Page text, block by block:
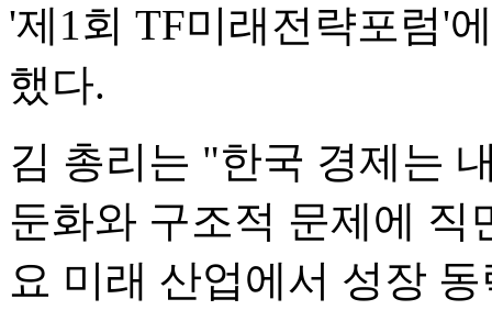
'제1회 TF미래전략포럼'
했다.
김 총리는 "한국 경제는
둔화와 구조적 문제에
요 미래 산업에서 성장